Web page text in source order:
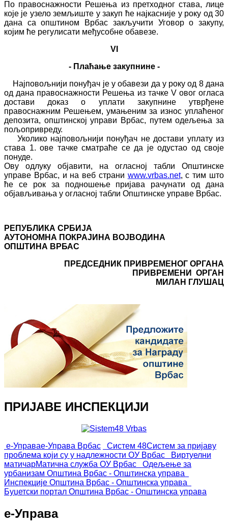
По правоснажности Решења из претходног става, лице
које је узело земљиште у закуп ће најкасније у року од 30
дана са општином Врбас закључити Уговор о закупу,
којим ће регулисати међусобне обавезе.
VI
- Плаћање закупнине -
Најповољнији понуђач је у обавези да у року од 8 дана
од дана правоснажности Решења из тачке V овог огласа
достави доказ о уплати закупнине утврђене
правоснажним Решењем, умањеним за износ уплаћеног
депозита, општинској управи Врбас, путем одељења за
пољопривреду.
Уколико најповољнији понуђач не достави уплату из
става 1. ове тачке сматраће се да је одустао од своје
понуде.
Ову одлуку објавити, на огласној табли Општинске
управе Врбас, и на веб страни www.vrbas.net, с тим што
ће се рок за подношење пријава рачунати од дана
објављивања у огласној табли Општинске управе Врбас.
РЕПУБЛИКА СРБИЈА
АУТОНОМНА ПОКРАЈИНА ВОЈВОДИНА
ОПШТИНА ВРБАС
ПРЕДСЕДНИК ПРИВРЕМЕНОГ ОРГАНА
ПРИВРЕМЕНИ ОРГАН
МИЛАН ГЛУШАЦ
ПРИЈАВЕ ИНСПЕКЦИЈИ
е-Управае-Управа Врбас Систем 48Систем за пријаву
проблема који су у надлежности ОУ Врбас
Виртуелни
матичарМатична служба ОУ Врбас
Одељење за
урбанизам Општина Врбас - Општинска управа
Инспекције Општина Врбас - Општинска управа
Буџетски портал Општина Врбас - Општинска управа
е-Управа